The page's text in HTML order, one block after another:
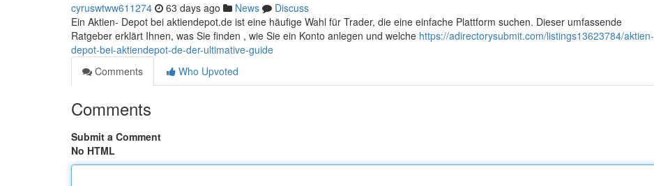
cyruswtww611274 63 days ago News
Discuss
Ein Aktien- Depot bei aktiendepot.de ist eine häufige Wahl für Trader, die eine einfache Plattform suchen. Dieser umfassende
Ratgeber erklärt Ihnen, was Sie finden , wie Sie ein Konto anlegen und welche https://adirectorysubmit.com/listings13623784/aktien-
depot-bei-aktiendepot-de-der-ultimative-guide
Comments
Who Upvoted
Comments
Submit a Comment
No HTML